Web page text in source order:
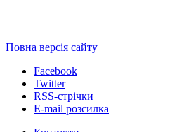
Повна версія сайту
Facebook
Twitter
RSS-стрічки
E-mail розсилка